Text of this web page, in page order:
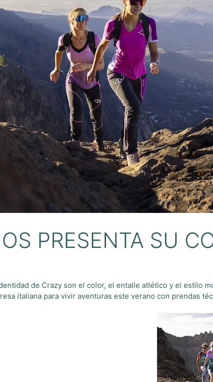
PRESENTA SU
de Crazy son el color, el entalle atlético y el estilo
italiana para vivir aventuras este verano con prendas